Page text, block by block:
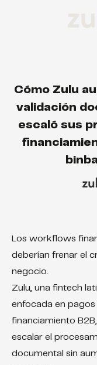
Cómo Zulu
validación
escaló sus
Los workflows
deberían frenar el
negocio.
Zulu, una fintech
enfocada en
financiamiento
escalar el
documental sin